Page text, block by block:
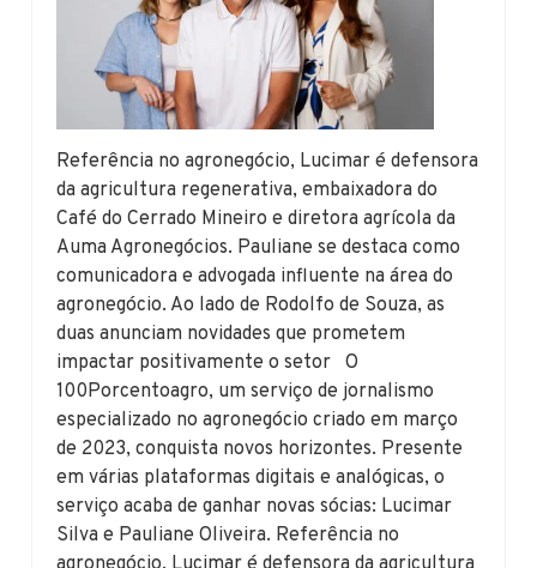
Referência no agronegócio, Lucimar é defensora
da agricultura regenerativa, embaixadora do
Café do Cerrado Mineiro e diretora agrícola da
Auma Agronegócios. Pauliane se destaca como
comunicadora e advogada influente na área do
agronegócio. Ao lado de Rodolfo de Souza, as
duas anunciam novidades que prometem
impactar positivamente o setor O
100Porcentoagro, um serviço de jornalismo
especializado no agronegócio criado em março
de 2023, conquista novos horizontes. Presente
em várias plataformas digitais e analógicas, o
serviço acaba de ganhar novas sócias: Lucimar
Silva e Pauliane Oliveira. Referência no